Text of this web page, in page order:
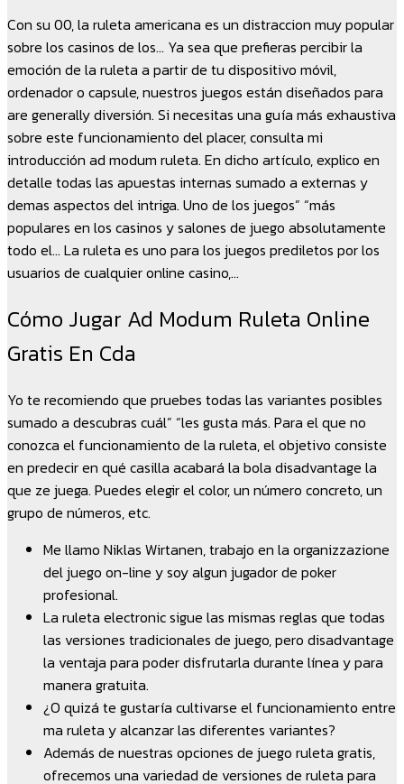
Con su 00, la ruleta americana es un distraccion muy popular
sobre los casinos de los… Ya sea que prefieras percibir la
emoción de la ruleta a partir de tu dispositivo móvil,
ordenador o capsule, nuestros juegos están diseñados para
are generally diversión. Si necesitas una guía más exhaustiva
sobre este funcionamiento del placer, consulta mi
introducción ad modum ruleta. En dicho artículo, explico en
detalle todas las apuestas internas sumado a externas y
demas aspectos del intriga. Uno de los juegos” “más
populares en los casinos y salones de juego absolutamente
todo el… La ruleta es uno para los juegos prediletos por los
usuarios de cualquier online casino,…
Cómo Jugar Ad Modum Ruleta Online
Gratis En Cda
Yo te recomiendo que pruebes todas las variantes posibles
sumado a descubras cuál” “les gusta más. Para el que no
conozca el funcionamiento de la ruleta, el objetivo consiste
en predecir en qué casilla acabará la bola disadvantage la
que ze juega. Puedes elegir el color, un número concreto, un
grupo de números, etc.
Me llamo Niklas Wirtanen, trabajo en la organizzazione
del juego on-line y soy algun jugador de poker
profesional.
La ruleta electronic sigue las mismas reglas que todas
las versiones tradicionales de juego, pero disadvantage
la ventaja para poder disfrutarla durante línea y para
manera gratuita.
¿O quizá te gustaría cultivarse el funcionamiento entre
ma ruleta y alcanzar las diferentes variantes?
Además de nuestras opciones de juego ruleta gratis,
ofrecemos una variedad de versiones de ruleta para